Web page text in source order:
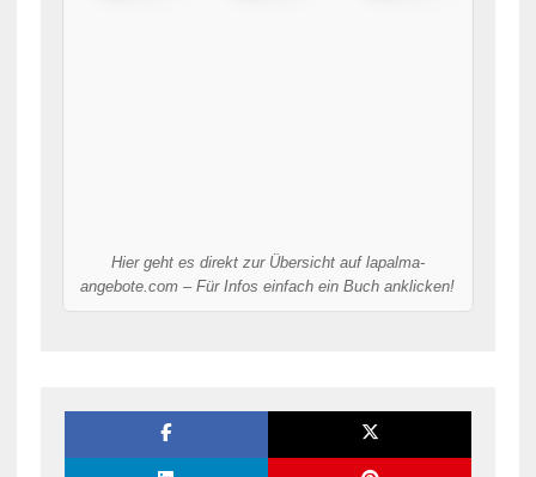
Hier geht es direkt zur Übersicht auf lapalma-
angebote.com – Für Infos einfach ein Buch anklicken!